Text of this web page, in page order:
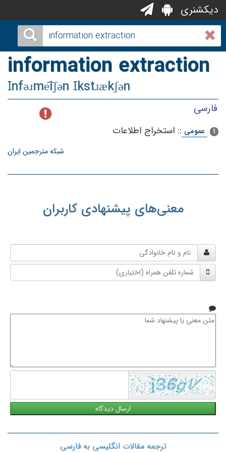
دیکشنری
information extraction
Ɪnfəɹme͡iʃən Ɪkstɹækʃən
فارسی
1 عمومی :: استخراج اطلاعات
شبکه مترجمین ایران
معنی‌های پیشنهادی کاربران
و
نام
خانوادگی
شماره
تلفن
متن
ترجمه مقالات انگلیسی به فارسی